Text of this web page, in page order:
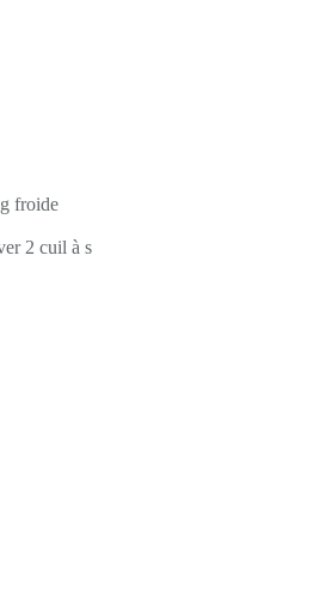
froide
2 cuil à s